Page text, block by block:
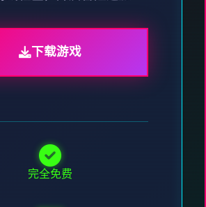
下载游戏
完全免费